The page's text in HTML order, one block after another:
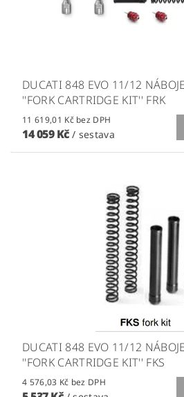
DUCATI 848 EVO 11/12
''FORK CARTRIDGE KIT'' FRK
11 619,01 Kč bez DPH
14 059 Kč/ sestava
DUCATI 848 EVO 11/12
''FORK CARTRIDGE KIT'' FKS
4 576,03 Kč bez DPH